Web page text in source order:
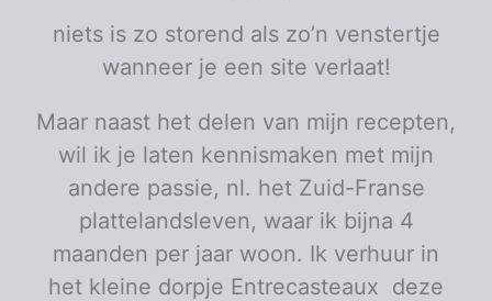
1/2 kleine bloemkool fijn gemalen tot rijst
1/2
komkommer
geschild en in halve maantjes
100 g kerstomaten in partjes
radijzen in flinterdunne plakjes
edamameboontjes
diepvries, beetgaar gekookt en gespoeld onder koud
stromend water
niets is zo storend als zo’n venstertje
wanneer je een site verlaat!
Maar naast het delen van mijn recepten,
wil ik je laten kennismaken met mijn
andere passie, nl. het Zuid-Franse
plattelandsleven, waar ik bijna 4
maanden per jaar woon. Ik verhuur in
het kleine dorpje Entrecasteaux deze